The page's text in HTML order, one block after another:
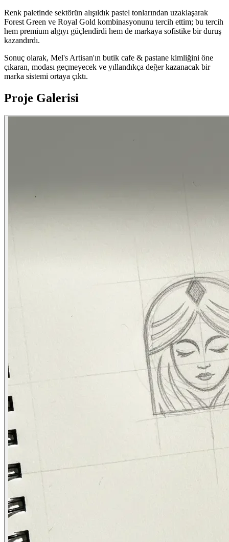
Renk paletinde sektörün alışıldık pastel tonlarından uzaklaşarak
Forest Green ve Royal Gold kombinasyonunu tercih ettim; bu tercih
hem premium algıyı güçlendirdi hem de markaya sofistike bir duruş
kazandırdı.
Sonuç olarak, Mel's Artisan'ın butik cafe & pastane kimliğini öne
çıkaran, modası geçmeyecek ve yıllandıkça değer kazanacak bir
marka sistemi ortaya çıktı.
Proje Galerisi